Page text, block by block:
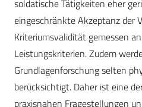
soldatische Tätigkeiten eher
eingeschränkte Akzeptanz der
Kriteriumsvalidität gemessen
Leistungskriterien. Zudem
Grundlagenforschung selten
berücksichtigt. Daher ist eine
praxisnahen Fragestellungen